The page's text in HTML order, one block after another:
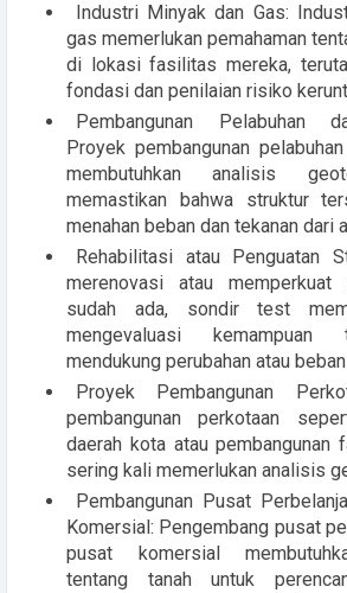
Industri Minyak dan Gas:
gas memerlukan pemahaman
di lokasi fasilitas mereka,
fondasi dan penilaian risiko
Pembangunan Pelabuhan
Proyek pembangunan
membutuhkan analisis
memastikan bahwa struktur
menahan beban dan tekanan dari
Rehabilitasi atau Penguatan
merenovasi atau memperkuat
sudah ada, sondir test
mengevaluasi kemampuan
mendukung perubahan atau
Proyek Pembangunan
pembangunan perkotaan
daerah kota atau pembangunan
sering kali memerlukan analisis
Pembangunan Pusat
Komersial: Pengembang pusat
pusat komersial
tentang tanah untuk